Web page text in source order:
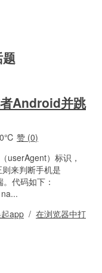
Android并跳
赞 (0)
userAgent）标识，
来判断手机是
代码如下：
app / 在浏览器中打